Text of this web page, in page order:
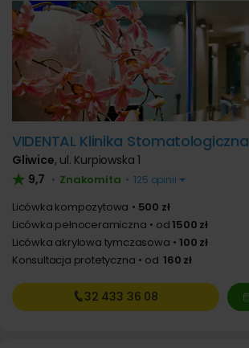
VIDENTAL Klinika Stomatologiczna
Gliwice, ul. Kurpiowska 1
9,7 • Znakomita • 125 opinii
Licówka kompozytowa
500 zł
Licówka pełnoceramiczna
od1500 zł
Licówka akrylowa tymczasowa
100 zł
Konsultacja protetyczna
od 160 zł
32 433 36 08